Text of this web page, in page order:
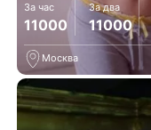
За час
11000
За два
11000
Москва